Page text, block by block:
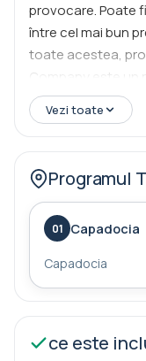
provocare. Poate
între cel mai bun
toate acestea,
Company este un
găsească cea mai
poate chiar puteţi
astfel încât să vă
acestei
devreme şi veţi
veți urmări
După o scurtă
Vezi toate
Programul
01 Capadocia
Capadocia
ce este